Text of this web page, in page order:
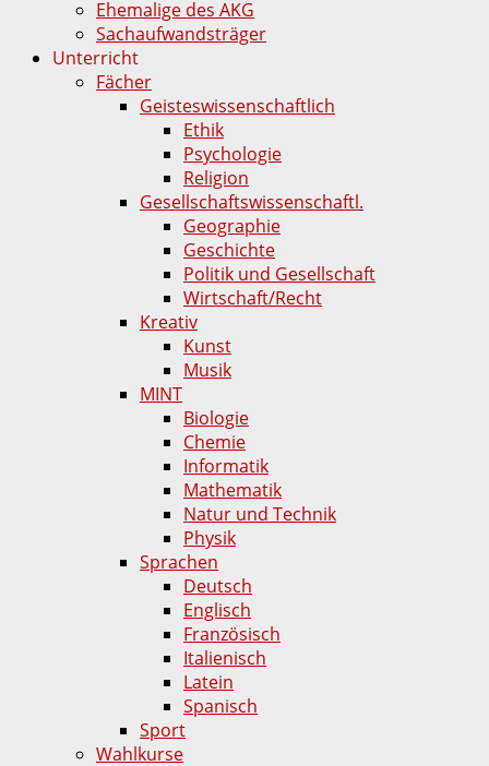
Ehemalige des AKG
Sachaufwandsträger
Unterricht
Fächer
Geisteswissenschaftlich
Ethik
Psychologie
Religion
Gesellschaftswissenschaftl.
Geographie
Geschichte
Politik und Gesellschaft
Wirtschaft/Recht
Kreativ
Kunst
Musik
MINT
Biologie
Chemie
Informatik
Mathematik
Natur und Technik
Physik
Sprachen
Deutsch
Englisch
Französisch
Italienisch
Latein
Spanisch
Sport
Wahlkurse